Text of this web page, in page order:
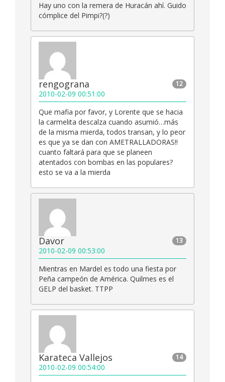
Hay uno con la remera de Huracán ahí. Guido
cómplice del Pimpi?(?)
12
rengograna
2010-02-09 00:51:00
Que mafia por favor, y Lorente que se hacia
la carmelita descalza cuando asumió…más
de la misma mierda, todos transan, y lo peor
es que ya se dan con AMETRALLADORAS!!
cuanto faltará para que se planeen
atentados con bombas en las populares?
esto se va a la mierda
13
Davor
2010-02-09 00:53:00
Mientras en Mardel es todo una fiesta por
Peña campeón de América. Quilmes es el
GELP del basket. TTPP
14
Karateca Vallejos
2010-02-09 00:54:00